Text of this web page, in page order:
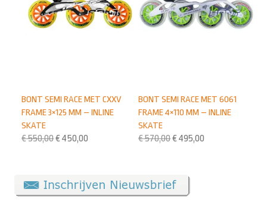
BONT SEMI RACE MET 6061
FRAME 4×110 MM – INLINE
SKATE
€570,00€ 495,00
BONT SEMI RACE MET CXXV
FRAME 3×125 MM – INLINE
SKATE
€550,00€ 450,00